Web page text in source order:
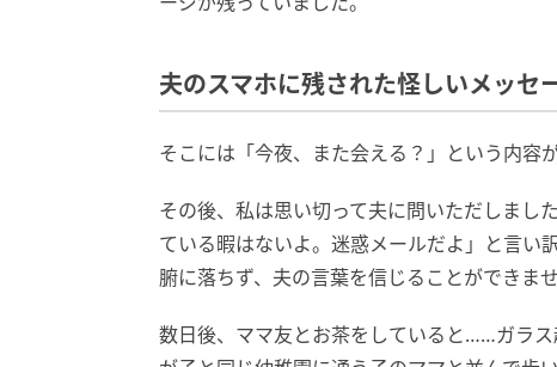
夫のスマホに残された怪しいメッセ
そこには「今夜、また会える？」という内容
その後、私は思い切って夫に問いただしまし
ている暇はないよ。迷惑メールだよ」と言い
腑に落ちず、夫の言葉を信じることができませ
数日後、ママ友とお茶をしていると……ガラ